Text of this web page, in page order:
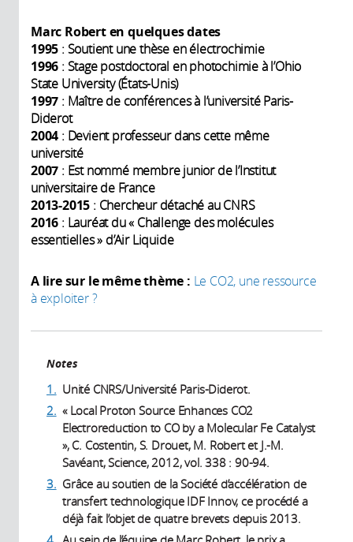
Marc Robert en quelques dates
1995 : Soutient une thèse en électrochimie
1996 : Stage postdoctoral en photochimie à l’Ohio
State University (États-Unis)
1997 : Maître de conférences à l’université Paris-
Diderot
2004 : Devient professeur dans cette même
université
2007 : Est nommé membre junior de l’Institut
universitaire de France
2013-2015 : Chercheur détaché au CNRS
2016 : Lauréat du « Challenge des molécules
essentielles » d’Air Liquide
A lire sur le même thème : Le CO2, une ressource
à exploiter ?
Notes
1. Unité CNRS/Université Paris-Diderot.
2. « Local Proton Source Enhances CO2
Electroreduction to CO by a Molecular Fe Catalyst
», C. Costentin, S. Drouet, M. Robert et J.-M.
Savéant, Science, 2012, vol. 338 : 90-94.
3. Grâce au soutien de la Société d’accélération de
transfert technologique IDF Innov, ce procédé a
déjà fait l’objet de quatre brevets depuis 2013.